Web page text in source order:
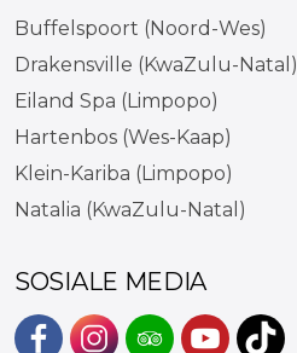
Buffelspoort (Noord-Wes)
Drakensville (KwaZulu-Natal)
Eiland Spa (Limpopo)
Hartenbos (Wes-Kaap)
Klein-Kariba (Limpopo)
Natalia (KwaZulu-Natal)
SOSIALE MEDIA